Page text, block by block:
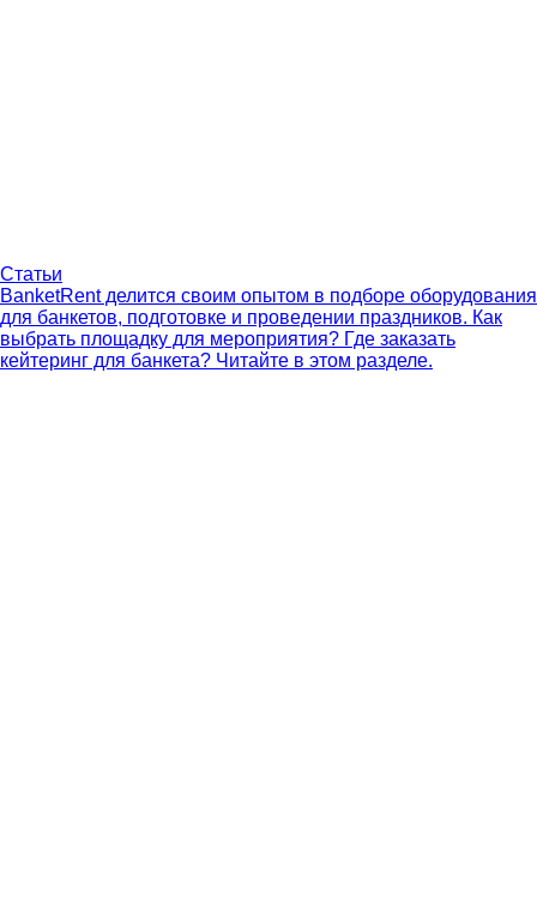
Статьи
BanketRent делится своим опытом в подборе оборудования
для банкетов, подготовке и проведении праздников. Как
выбрать площадку для мероприятия? Где заказать
кейтеринг для банкета? Читайте в этом разделе.